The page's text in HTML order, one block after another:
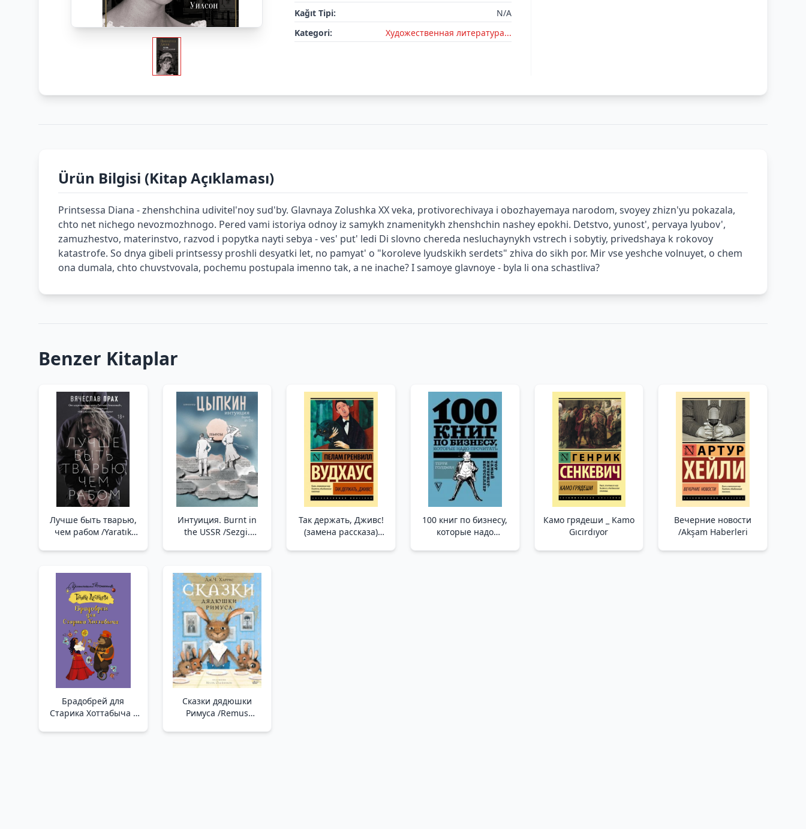
Kağıt Tipi:
N/A
Kategori:
Художественная литература...
Ürün Bilgisi (Kitap Açıklaması)
Printsessa Diana - zhenshchina udivitel'noy sud'by. Glavnaya Zolushka XX veka, protivorechivaya i obozhayemaya narodom, svoyey zhizn'yu pokazala,
chto net nichego nevozmozhnogo. Pered vami istoriya odnoy iz samykh znamenitykh zhenshchin nashey epokhi. Detstvo, yunost', pervaya lyubov',
zamuzhestvo, materinstvo, razvod i popytka nayti sebya - ves' put' ledi Di slovno chereda nesluchaynykh vstrech i sobytiy, privedshaya k rokovoy
katastrofe. So dnya gibeli printsessy proshli desyatki let, no pamyat' o "koroleve lyudskikh serdets" zhiva do sikh por. Mir vse yeshche volnuyet, o chem
ona dumala, chto chuvstvovala, pochemu postupala imenno tak, a ne inache? I samoye glavnoye - byla li ona schastliva?
Benzer Kitaplar
Лучше быть тварью,
чем рабом /Yaratık
Интуиция. Burnt in
the USSR /Sezgi.
Так держать, Дживс!
(замена рассказа)
100 книг по бизнесу,
которые надо
Камо грядеши _ Kamo
Gıcırdıyor
Вечерние новости
/Akşam Haberleri
Брадобрей для
Старика Хоттабыча _
Сказки дядюшки
Римуса /Remus